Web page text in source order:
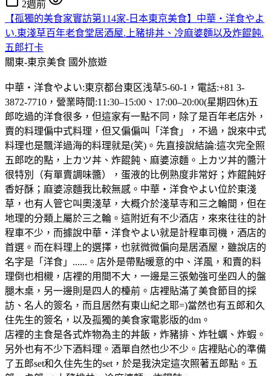
2週前
【孤獨的美食家實訪第114家-日本東京美食】中華・洋食やよ
い.東淺草百年老食堂居酒屋.上豬排丼、冷麻婆麵以及炸餛飩.
五郎打卡
關東-東京美食 國外旅遊
中華・洋食やよい:東京都台東区浅草5-60-1，電話:+81 3-
3872-7710，營業時間:11:30–15:00、17:00–20:00(星期四休)五
郎吃過的洋食很多，但這家有一點不同，除了是百年老店外，
賣的料理偏中式料理，但又偏偏叫「洋食」，不過，說來中式
料理也是飄洋過海的料理就是(笑)。先直接說結論:這次完全照
五郎吃的點，上カツ丼、炸餛飩、麻婆涼麵。上カツ丼的醬汁
很特別（有單賣調味醬），蛋液的比例熟度非常好；炸餛飩好
香好酥；麻婆涼麵我比較無感。中華・洋食やよい位於東淺
草，也有人管它叫奧淺草，大概介於淺草寺和三之輪間，但在
地理的分類上屬於三之輪。這附近有不少酒店，來來往往的計
程車不少，而據說中華・洋食やよい就是計程車司機，酒店的
首選。而在料理上的選擇，也就微微偏向是居酒屋，雖說店的
名字是「洋食」......。店外是帶點暖意的中、洋風，和賣的料
理倒也相櫬，店裡的用間不大，一邊是三張勉強可坐四人的盤
腿木桌，另一邊則是四人的檯前。店裡貼滿了美食節目的採
訪、名人的簽名，而且居然有東山紀之耶=)當然也有五郎和久
住先生的簽名，以及孤獨的美食家電影版的dm。
店裡的主食是各式炸物為主的丼飯，炸豬排、炸牡蠣、炸蝦。
另外也有不少下酒料理。酒單自然也少不少。店裡貼心的準備
了五郎set和久住先生的set，於是我決定這次照著五郎點。五